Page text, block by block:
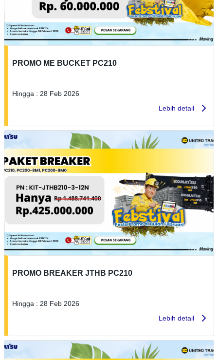
PROMO ME BUCKET PC210
Hingga : 28 Feb 2026
Lebih detail
PROMO BREAKER JTHB PC210
Hingga : 28 Feb 2026
Lebih detail